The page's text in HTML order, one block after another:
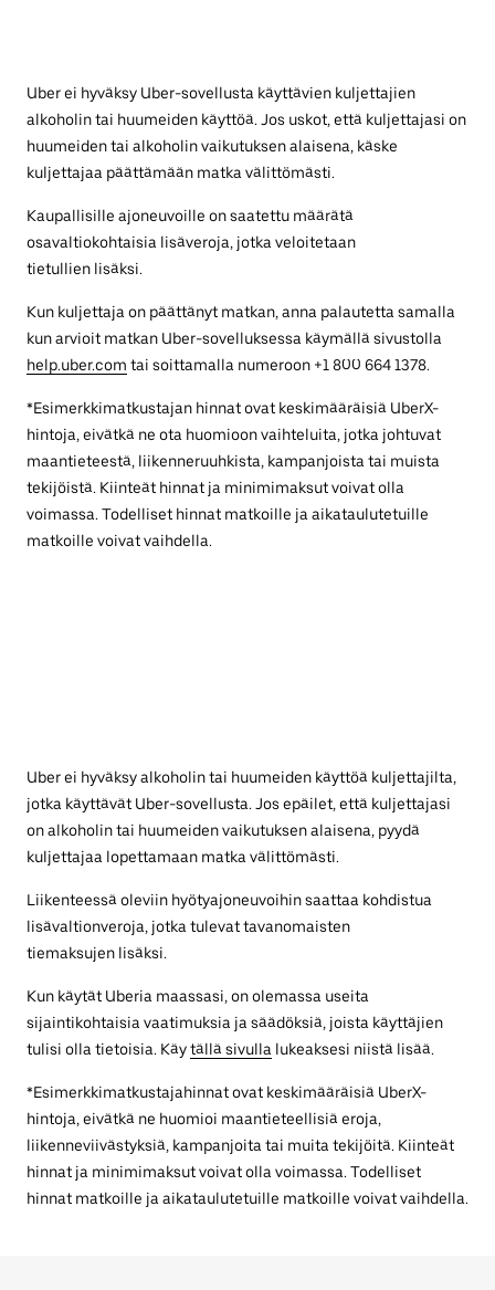
Uber ei hyväksy Uber-sovellusta käyttävien kuljettajien
alkoholin tai huumeiden käyttöä. Jos uskot, että kuljettajasi on
huumeiden tai alkoholin vaikutuksen alaisena, käske
kuljettajaa päättämään matka välittömästi.
Kaupallisille ajoneuvoille on saatettu määrätä
osavaltiokohtaisia lisäveroja, jotka veloitetaan
tietullien lisäksi.
Kun kuljettaja on päättänyt matkan, anna palautetta samalla
kun arvioit matkan Uber-sovelluksessa käymällä sivustolla
help.uber.com tai soittamalla numeroon +1 800 664 1378.
*Esimerkkimatkustajan hinnat ovat keskimääräisiä UberX-
hintoja, eivätkä ne ota huomioon vaihteluita, jotka johtuvat
maantieteestä, liikenneruuhkista, kampanjoista tai muista
tekijöistä. Kiinteät hinnat ja minimimaksut voivat olla
voimassa. Todelliset hinnat matkoille ja aikataulutetuille
matkoille voivat vaihdella.
Uber ei hyväksy alkoholin tai huumeiden käyttöä kuljettajilta,
jotka käyttävät Uber-sovellusta. Jos epäilet, että kuljettajasi
on alkoholin tai huumeiden vaikutuksen alaisena, pyydä
kuljettajaa lopettamaan matka välittömästi.
Liikenteessä oleviin hyötyajoneuvoihin saattaa kohdistua
lisävaltionveroja, jotka tulevat tavanomaisten
tiemaksujen lisäksi.
Kun käytät Uberia maassasi, on olemassa useita
sijaintikohtaisia vaatimuksia ja säädöksiä, joista käyttäjien
tulisi olla tietoisia. Käytällä sivulla lukeaksesi niistä lisää.
*Esimerkkimatkustajahinnat ovat keskimääräisiä UberX-
hintoja, eivätkä ne huomioi maantieteellisiä eroja,
liikenneviivästyksiä, kampanjoita tai muita tekijöitä. Kiinteät
hinnat ja minimimaksut voivat olla voimassa. Todelliset
hinnat matkoille ja aikataulutetuille matkoille voivat vaihdella.